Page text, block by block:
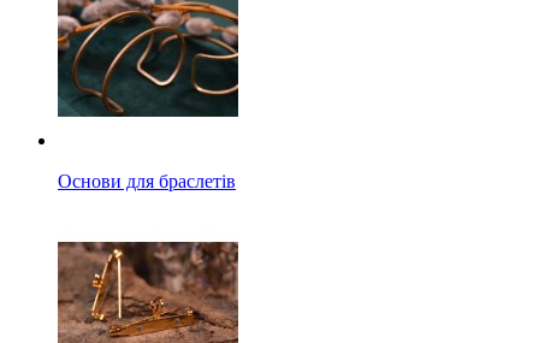
Основи для браслетів